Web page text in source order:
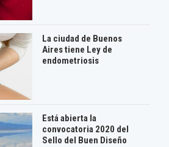
La ciudad de Buenos
Aires tiene Ley de
endometriosis
Está abierta la
convocatoria 2020 del
Sello del Buen Diseño